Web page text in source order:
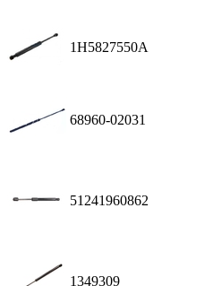
1H5827550A
68960-02031
51241960862
1349309